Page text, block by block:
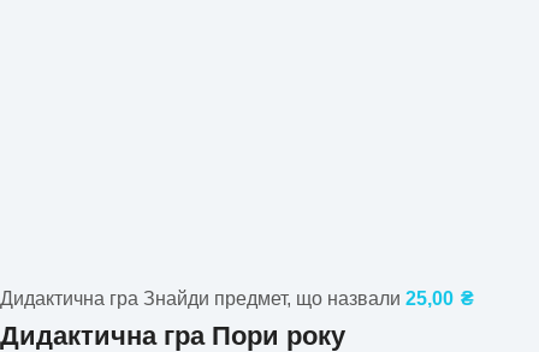
Дидактична гра Знайди предмет, що назвали 25,00 ₴
Дидактична гра Пори року